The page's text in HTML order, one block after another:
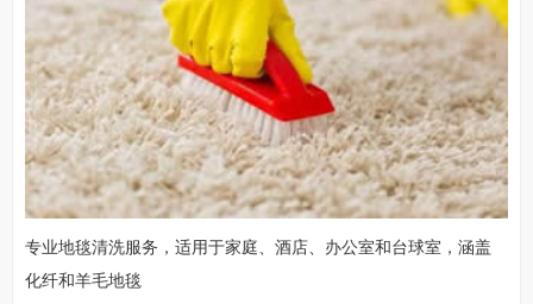
专业地毯清洗服务，适用于家庭、酒店、办公室和台球室，涵盖
化纤和羊毛地毯